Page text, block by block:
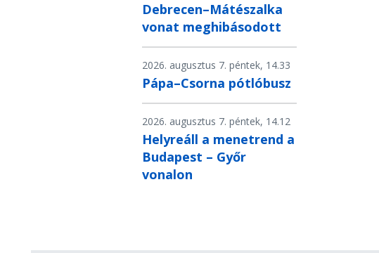
Debrecen–Mátészalka
vonat meghibásodott
2026. augusztus 7. péntek, 14.33
Pápa–Csorna pótlóbusz
2026. augusztus 7. péntek, 14.12
Helyreáll a menetrend a
Budapest – Győr
vonalon